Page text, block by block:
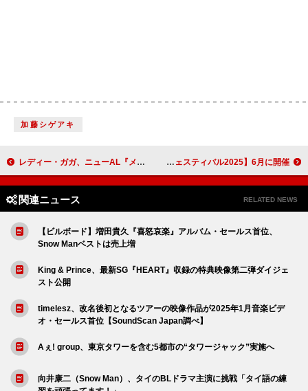
加藤シゲアキ
レディー・ガガ、ニューAL『メイへム』からの歌詞を公式サイトで予告か 高校生ブラスバンドコンサート【甲子園ブラスバンドフェスティバル2025】6月に開催
関連ニュース RELATED NEWS
【ビルボード】増田貴久『喜怒哀楽』アルバム・セールス首位、
Snow Manベストは売上増
King & Prince、最新SG『HEART』収録の特典映像第二弾ダイジェ
スト公開
timelesz、改名後初となるツアーの映像作品が2025年1月音楽ビデ
オ・セールス首位【SoundScan Japan調べ】
Aぇ! group、東京タワーを含む5都市の“タワージャック”実施へ
向井康二（Snow Man）、タイのBLドラマ主演に挑戦「タイ語の練